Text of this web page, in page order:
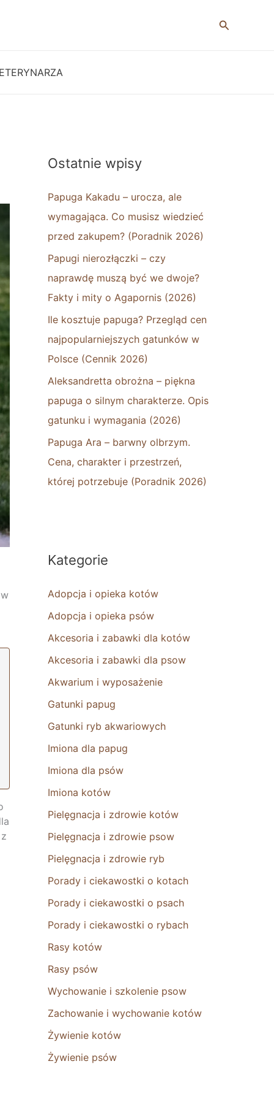
Szukaj
Ostatnie wpisy
Papuga Kakadu – urocza, ale
wymagająca. Co musisz wiedzieć
przed zakupem? (Poradnik 2026)
Papugi nierozłączki – czy
naprawdę muszą być we dwoje?
Fakty i mity o Agapornis (2026)
Ile kosztuje papuga? Przegląd cen
najpopularniejszych gatunków w
Polsce (Cennik 2026)
Aleksandretta obrożna – piękna
papuga o silnym charakterze. Opis
gatunku i wymagania (2026)
Papuga Ara – barwny olbrzym.
Cena, charakter i przestrzeń,
której potrzebuje (Poradnik 2026)
Kategorie
Adopcja i opieka kotów
Adopcja i opieka psów
Akcesoria i zabawki dla kotów
Akcesoria i zabawki dla psow
Akwarium i wyposażenie
Gatunki papug
Gatunki ryb akwariowych
Imiona dla papug
Imiona dla psów
Imiona kotów
Pielęgnacja i zdrowie kotów
Pielęgnacja i zdrowie psow
Pielęgnacja i zdrowie ryb
Porady i ciekawostki o kotach
Porady i ciekawostki o psach
Porady i ciekawostki o rybach
Rasy kotów
Rasy psów
Wychowanie i szkolenie psow
Zachowanie i wychowanie kotów
Żywienie kotów
Żywienie psów